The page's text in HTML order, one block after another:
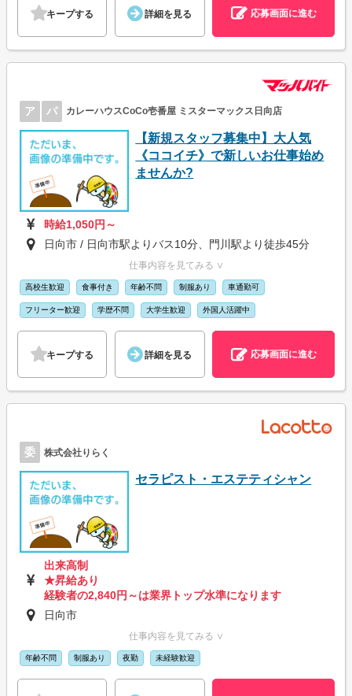
キープする 詳細を見る 応募画面に進む
ア パ カレーハウスCoCo壱番屋 ミスターマックス日向店
【新規スタッフ募集中】大人気
《ココイチ》で新しいお仕事始め
ませんか?
時給1,050円～
日向市 / 日向市駅よりバス10分、門川駅より徒歩45分
仕事内容を見てみる ∨
高校生歓迎 食事付き 年齢不問 制服あり 車通勤可
フリーター歓迎 学歴不問 大学生歓迎 外国人活躍中
キープする 詳細を見る 応募画面に進む
委 株式会社りらく
セラピスト・エステティシャン
出来高制
★昇給あり
経験者の2,840円～は業界トップ水準になります
日向市
仕事内容を見てみる ∨
年齢不問 制服あり 夜勤 未経験歓迎